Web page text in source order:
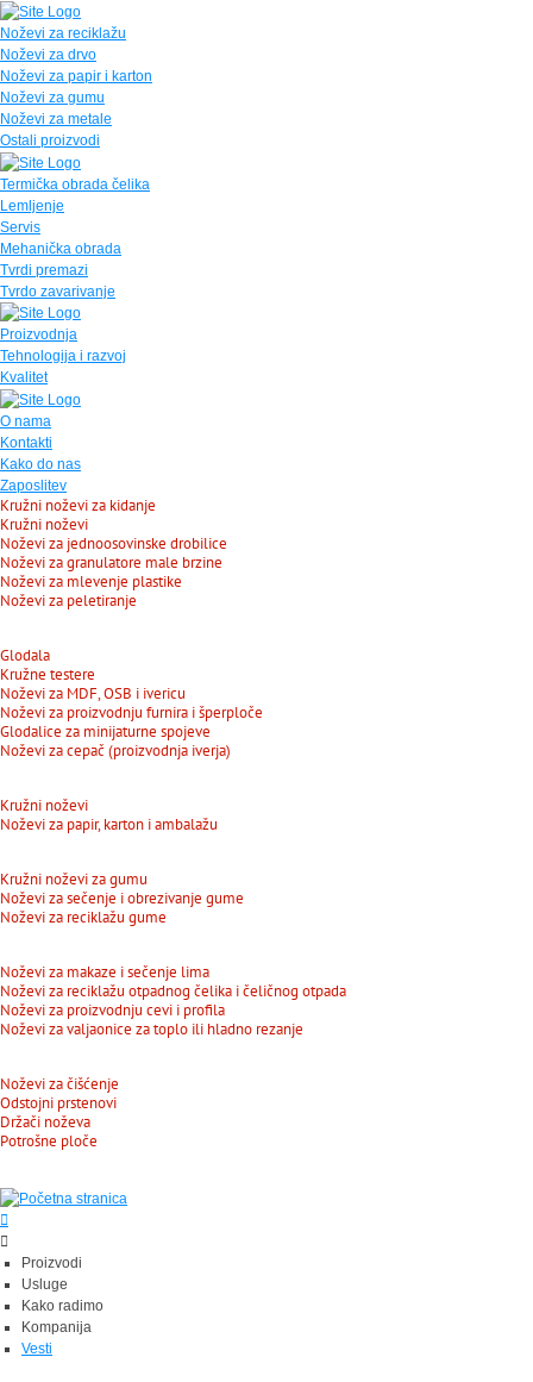
Noževi za reciklažu
Noževi za drvo
Noževi za papir i karton
Noževi za gumu
Noževi za metale
Ostali proizvodi
Termička obrada čelika
Lemljenje
Servis
Mehanička obrada
Tvrdi premazi
Tvrdo zavarivanje
Proizvodnja
Tehnologija i razvoj
Kvalitet
O nama
Kontakti
Kako do nas
Zaposlitev
Kružni noževi za kidanje
Kružni noževi
Noževi za jednoosovinske drobilice
Noževi za granulatore male brzine
Noževi za mlevenje plastike
Noževi za peletiranje
Glodala
Kružne testere
Noževi za MDF, OSB i ivericu
Noževi za proizvodnju furnira i šperploče
Glodalice za minijaturne spojeve
Noževi za cepač (proizvodnja iverja)
Kružni noževi
Noževi za papir, karton i ambalažu
Kružni noževi za gumu
Noževi za sečenje i obrezivanje gume
Noževi za reciklažu gume
Noževi za makaze i sečenje lima
Noževi za reciklažu otpadnog čelika i čeličnog otpada
Noževi za proizvodnju cevi i profila
Noževi za valjaonice za toplo ili hladno rezanje
Noževi za čišćenje
Odstojni prstenovi
Držači noževa
Potrošne ploče
Proizvodi
Usluge
Kako radimo
Kompanija
Vesti